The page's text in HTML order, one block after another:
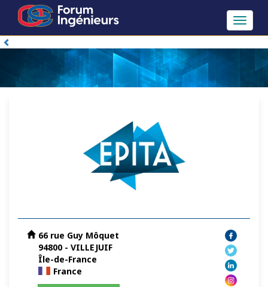
Toggle
66 rue Guy Môquet
94800 - VILLEJUIF
Île-de-France
France